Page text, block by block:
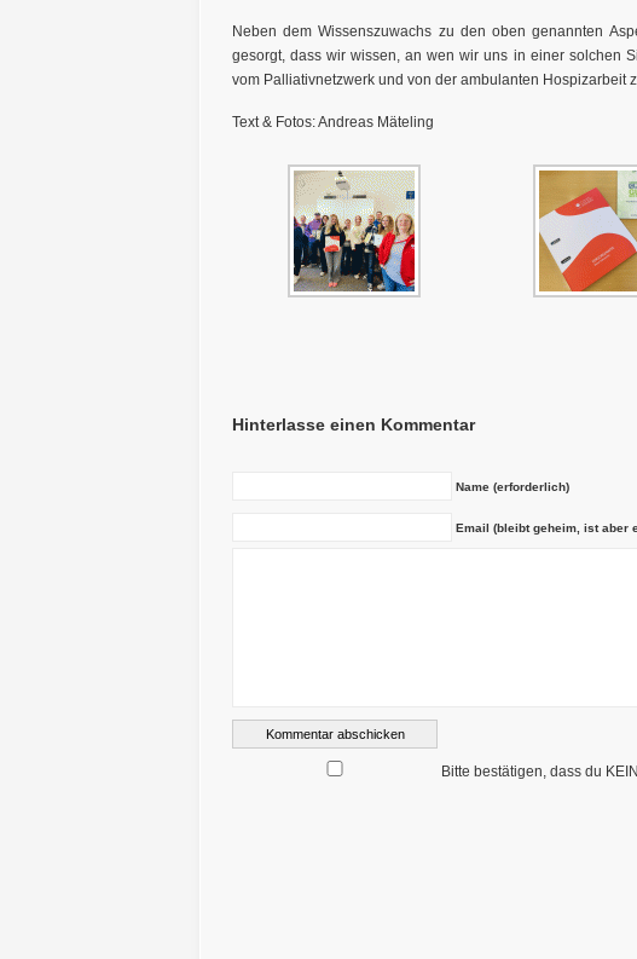
Neben dem Wissenszuwachs zu den oben genannten
gesorgt, dass wir wissen, an wen wir uns in einer solchen
vom Palliativnetzwerk und von der ambulanten Hospizarbeit
Text & Fotos: Andreas Mäteling
Hinterlasse einen Kommentar
Name (erforderlich)
Email (bleibt geheim, ist aber
Bitte bestätigen, dass du